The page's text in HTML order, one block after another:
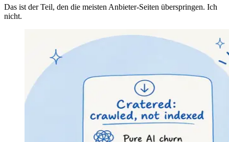
Das ist der Teil, den die meisten Anbieter-Seiten überspringen. Ich
nicht.